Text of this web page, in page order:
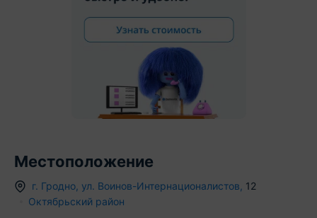
Местоположение
г. Гродно ул. Воинов-Интернационалистов 12
Октябрьский район
176 314 BYN
256 511 BYN
175 725 BYN